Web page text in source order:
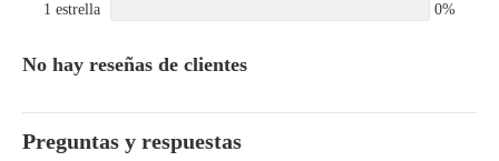
1 estrella 0%
No hay reseñas de clientes
Preguntas y respuestas